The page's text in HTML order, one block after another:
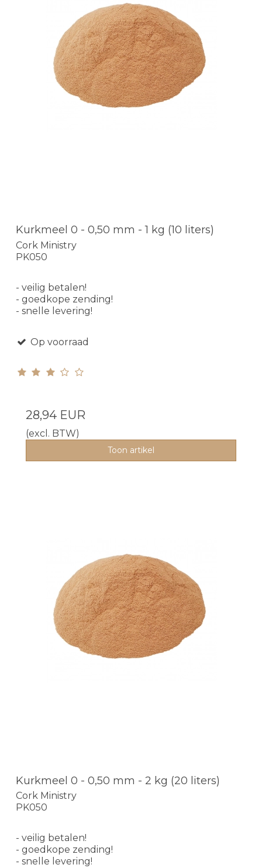
Kurkmeel 0 - 0,50 mm - 1 kg (10 liters)
Cork Ministry
PK050
- veilig betalen!
- goedkope zending!
- snelle levering!
Op voorraad
28,94 EUR
(excl. BTW)
Toon artikel
Kurkmeel 0 - 0,50 mm - 2 kg (20 liters)
Cork Ministry
PK050
- veilig betalen!
- goedkope zending!
- snelle levering!